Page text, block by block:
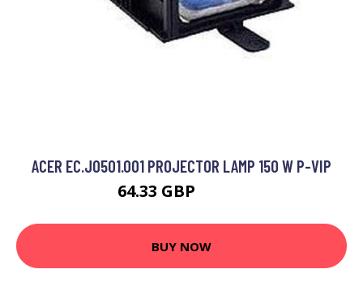
ACER EC.J0501.001 PROJECTOR LAMP 150 W P-VIP
64.33 GBP
BUY NOW